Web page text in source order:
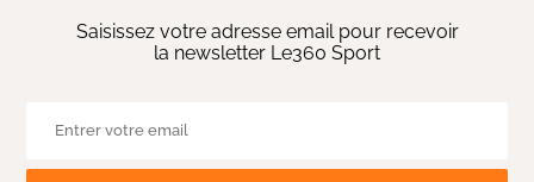
Saisissez votre adresse email pour recevoir
la newsletter Le360 Sport